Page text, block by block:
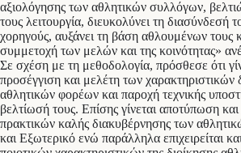
αξιολόγησης των αθλητικών συλλόγων,
τους λειτουργία, διευκολύνει τη διασύνδεσή
χορηγούς, αυξάνει τη βάση αθλουμένων τους
συμμετοχή των μελών και της κοινότητας»
Σε σχέση με τη μεθοδολογία, πρόσθεσε ότι
προσέγγιση και μελέτη των χαρακτηριστικών
αθλητικών φορέων και παροχή τεχνικής
βελτίωσή τους. Επίσης γίνεται αποτύπωση
πρακτικών καλής διακυβέρνησης των
και Εξωτερικό ενώ παράλληλα επιχειρείται